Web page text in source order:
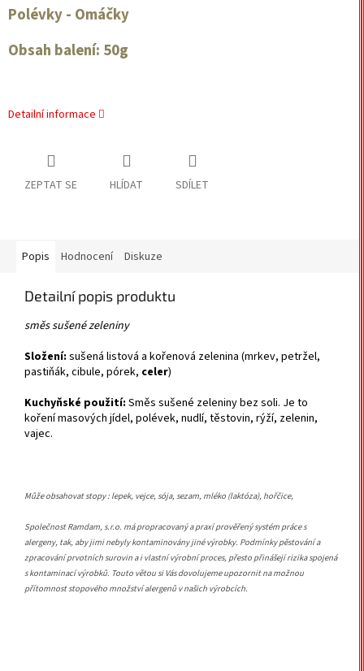
Polévky - Omáčky
Obsah balení: 50g
Detailní informace
ZEPTAT SE HLÍDAT SDÍLET
Popis Hodnocení Diskuze
Detailní popis produktu
směs sušené zeleniny
Složení: sušená listová a kořenová zelenina (mrkev, petržel,
pastiňák, cibule, pórek, celer)
Kuchyňské použití: Směs sušené zeleniny bez soli. Je to
koření masových jídel, polévek, nudlí, těstovin, rýží, zelenin,
vajec.
Může obsahovat stopy : lepek, vejce, sója, sezam, mléko (laktóza), hořčice,
Společnost Ramdam, s.r.o. má propracovaný a praxí prověřený systém práce s
alergeny, tak, aby jimi nebyly kontaminovány jiné výrobky. Podmínky pěstování a
zpracování prvotních surovin a i vlastní výrobní proces, přesto přinášejí rizika spojená
s kontaminací výrobků. Touto větou si Vás dovolujeme upozornit na možnou
přítomnost stopového množství alergenů v našich výrobcích.